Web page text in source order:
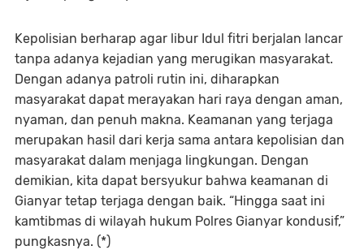
Kepolisian berharap agar libur Idul fitri berjalan lancar
tanpa adanya kejadian yang merugikan masyarakat.
Dengan adanya patroli rutin ini, diharapkan
masyarakat dapat merayakan hari raya dengan aman,
nyaman, dan penuh makna. Keamanan yang terjaga
merupakan hasil dari kerja sama antara kepolisian dan
masyarakat dalam menjaga lingkungan. Dengan
demikian, kita dapat bersyukur bahwa keamanan di
Gianyar tetap terjaga dengan baik. “Hingga saat ini
kamtibmas di wilayah hukum Polres Gianyar kondusif,”
pungkasnya. (*)